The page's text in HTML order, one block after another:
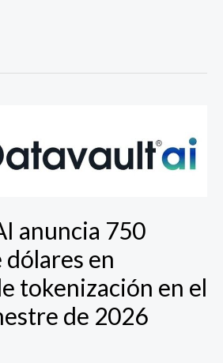
anuncia 750
en
tokenización en el
de 2026